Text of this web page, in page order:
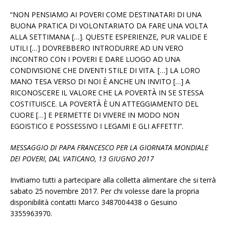
“NON PENSIAMO AI POVERI COME DESTINATARI DI UNA
BUONA PRATICA DI VOLONTARIATO DA FARE UNA VOLTA
ALLA SETTIMANA […]. QUESTE ESPERIENZE, PUR VALIDE E
UTILI […] DOVREBBERO INTRODURRE AD UN VERO
INCONTRO CON I POVERI E DARE LUOGO AD UNA
CONDIVISIONE CHE DIVENTI STILE DI VITA. […] LA LORO
MANO TESA VERSO DI NOI È ANCHE UN INVITO […] A
RICONOSCERE IL VALORE CHE LA POVERTÀ IN SE STESSA
COSTITUISCE. LA POVERTÀ È UN ATTEGGIAMENTO DEL
CUORE […] E PERMETTE DI VIVERE IN MODO NON
EGOISTICO E POSSESSIVO I LEGAMI E GLI AFFETTI”.
MESSAGGIO DI PAPA FRANCESCO PER LA GIORNATA MONDIALE
DEI POVERI, DAL VATICANO, 13 GIUGNO 2017
Invitiamo tutti a partecipare alla colletta alimentare che si terrà
sabato 25 novembre 2017. Per chi volesse dare la propria
disponibilità contatti Marco 3487004438 o Gesuino
3355963970.